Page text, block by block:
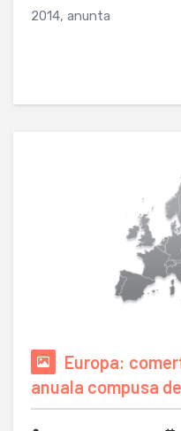
2014, anunta
Europa:
anuala compusa